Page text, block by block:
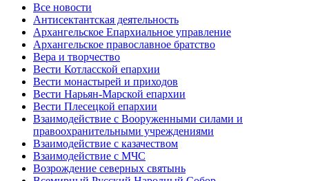
Все новости
Антисектантская деятельность
Архангельское Епархиальное управление
Архангельское православное братство
Вера и творчество
Вести Котласской епархии
Вести монастырей и приходов
Вести Нарьян-Марской епархии
Вести Плесецкой епархии
Взаимодействие с Вооруженными силами и
правоохранительными учреждениями
Взаимодействие с казачеством
Взаимодействие с МЧС
Возрождение северных святынь